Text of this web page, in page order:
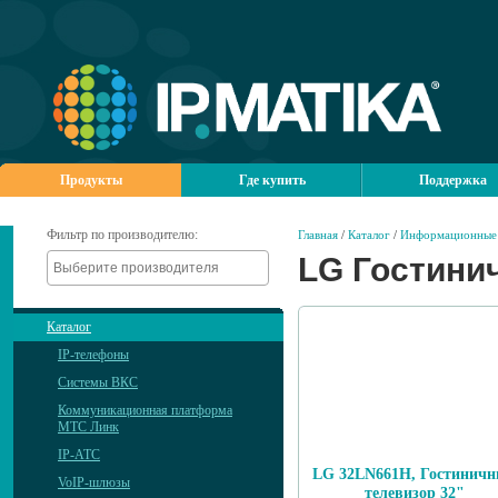
Продукты Где купить Поддержка
Фильтр по производителю:
Каталог
IP-телефоны
Системы ВКС
Коммуникационная платформа
МТС Линк
IP-АТС
VoIP-шлюзы
Главная / Каталог / Информационные
LG
LG 32LN661H,
телевизор 32"